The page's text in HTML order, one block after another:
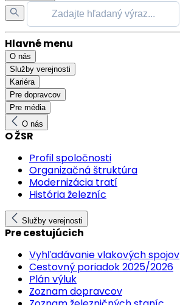
Hlavné menu
O nás
Služby verejnosti
Kariéra
Pre dopravcov
Pre média
O nás
O ŽSR
Profil spoločnosti
Organizačná štruktúra
Modernizácia tratí
História železníc
Služby verejnosti
Pre cestujúcich
Vyhľadávanie vlakových spojov
Cestovný poriadok 2025/2026
Plán výluk
Zoznam dopravcov